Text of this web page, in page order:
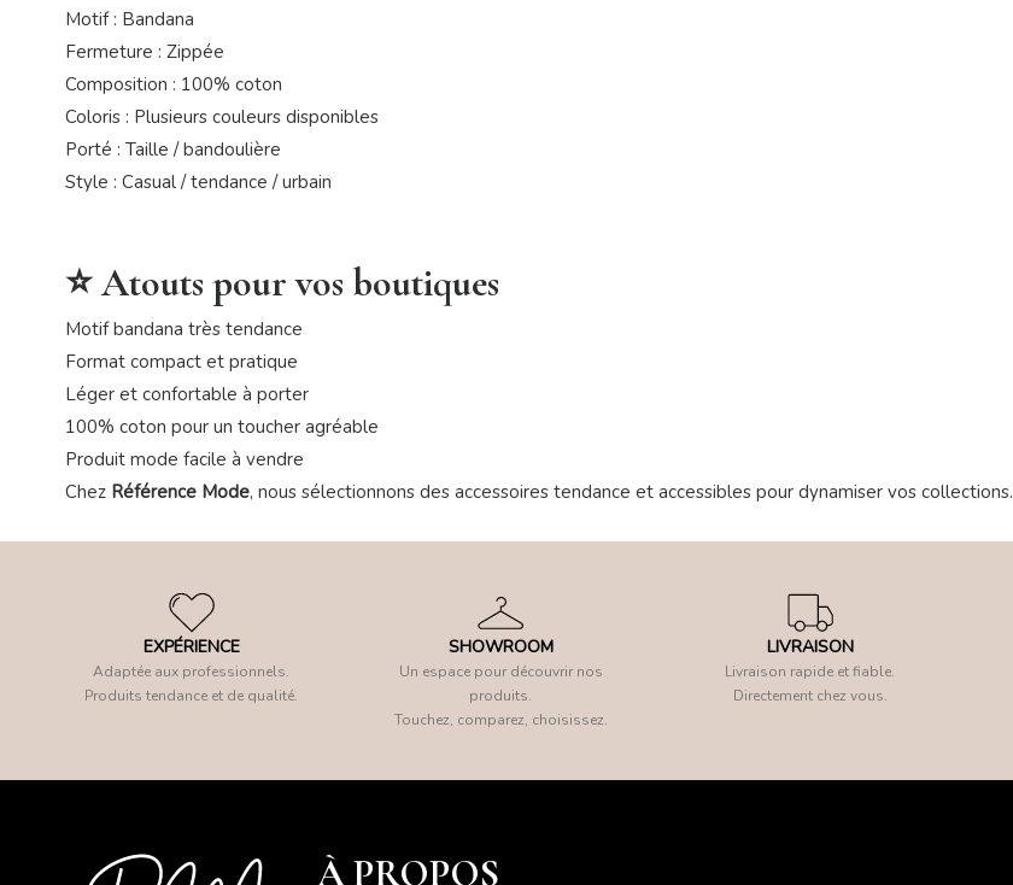
Motif : Bandana
Fermeture : Zippée
Composition : 100% coton
Coloris : Plusieurs couleurs disponibles
Porté : Taille / bandoulière
Style : Casual / tendance / urbain
⭐ Atouts pour vos boutiques
Motif bandana très tendance
Format compact et pratique
Léger et confortable à porter
100% coton pour un toucher agréable
Produit mode facile à vendre
Chez Référence Mode, nous sélectionnons des accessoires tendance et accessibles pour dynamiser vos collections.
EXPÉRIENCE
Adaptée aux professionnels.
Produits tendance et de qualité.
SHOWROOM
Un espace pour découvrir nos
produits.
Touchez, comparez, choisissez.
LIVRAISON
Livraison rapide et fiable.
Directement chez vous.
À PROPOS